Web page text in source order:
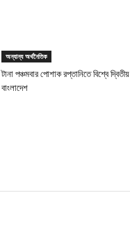
অন্যান্য অর্থনৈতিক
টানা পঞ্চমবার পোশাক রপ্তানিতে বিশ্বে দ্বিতীয়
বাংলাদেশ